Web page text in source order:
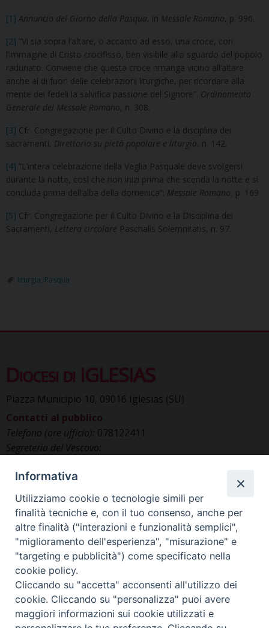
[1] Annuncio del Giorno della Pasqua, in Messale Romano, p. 996.
[2] “Vi sia sopra l’altare, o accanto ad esso, una croce, con
l’immagine di Cristo crocifisso, ben visibile allo sguardo del popolo
radunato. Conviene che questa croce rimanga vicino all’altare
anche al di fuori delle celebrazioni liturgiche, per ricordare alla
mente dei fedeli la salvifica passione del Signore”. Ordinamento
Generale del Messale Romano, n. 308.
[3] Cfr. Congregazione per il Culto Divino e la disciplina dei
sacramenti, Direttorio su pietà popolare e liturgia, n. 142.
[4] “L’intera celebrazione della Veglia Pasquale deve svolgersi
durante la notte, così che non inizi prima che scenda la notte e si
concluda prima dell’alba della domenica”: Messale Romano, p. 169.
[5] Cfr. Congregazione per il Culto Divino e la Disciplina dei
Sacramenti, Lettera circolare Paschalis Solemnitatis, n. 97.
liturgia Pasqua
Diocesi di IGLESIAS
Piazza Municipio 10, 09016 Iglesias (SU)
Contatti al pubblico
Telefono (ore ufficio): 078122411
Segreteria del Vescovo:
Uffici di Curia:curia_iglesias@libero.it
Cancelleria (richiesta documenti):
canc.curia.iglesias@tiscali.it
Comunicazione & media (ufficio stampa):
ucs.iglesias@gmail.com
Informativa
Utilizziamo cookie o tecnologie simili per
finalità tecniche e, con il tuo consenso, anche per
altre finalità ("interazioni e funzionalità semplici",
"miglioramento dell'esperienza", "misurazione" e
"targeting e pubblicità") come specificato nella
cookie policy.
Cliccando su "accetta" acconsenti all'utilizzo dei
cookie. Cliccando su "personalizza" puoi avere
maggiori informazioni sui cookie utilizzati e